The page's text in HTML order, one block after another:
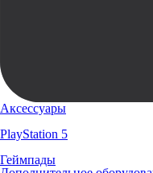
Аксессуары
PlayStation 5
Геймпады